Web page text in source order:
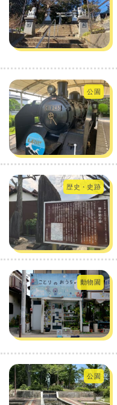
公園
歴史・史跡
動物園
公園